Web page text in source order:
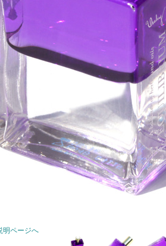
明ページへ